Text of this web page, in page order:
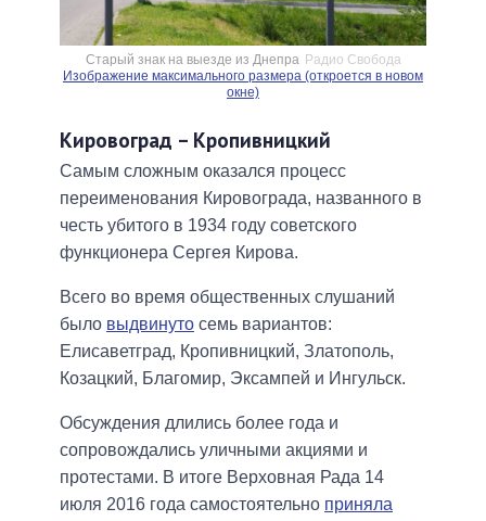
Старый знак на выезде из Днепра Радио Свобода
Изображение максимального размера (откроется в новом
окне)
Кировоград – Кропивницкий
Самым сложным оказался процесс
переименования Кировограда, названного в
честь убитого в 1934 году советского
функционера Сергея Кирова.
Всего во время общественных слушаний
было выдвинуто семь вариантов:
Елисаветград, Кропивницкий, Златополь,
Козацкий, Благомир, Эксампей и Ингульск.
Обсуждения длились более года и
сопровождались уличными акциями и
протестами. В итоге Верховная Рада 14
июля 2016 года самостоятельно приняла